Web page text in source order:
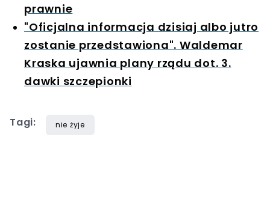
prawnie
"Oficjalna informacja dzisiaj albo jutro
zostanie przedstawiona". Waldemar
Kraska ujawnia plany rządu dot. 3.
dawki szczepionki
Tagi: nie żyje